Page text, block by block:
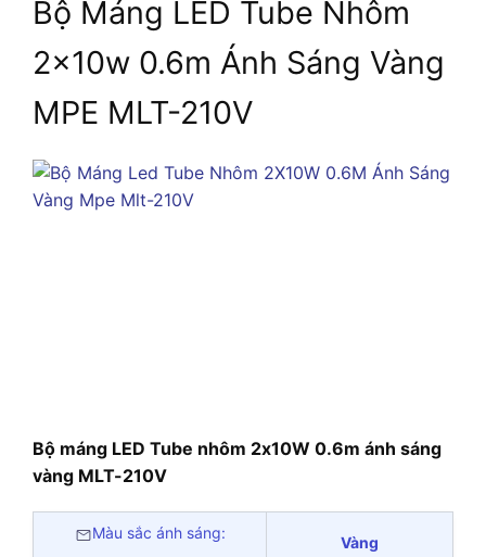
Bộ Máng LED Tube Nhôm
2x10w 0.6m Ánh Sáng Vàng
MPE MLT-210V
Bộ máng LED Tube nhôm 2x10W 0.6m ánh sáng
vàng MLT-210V
Màu sắc ánh sáng:
Vàng